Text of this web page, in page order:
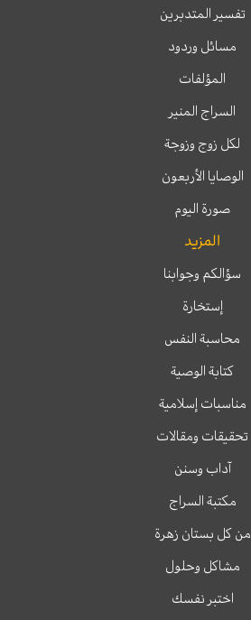
تفسير المتدبرين
مسائل وردود
المؤلفات
السراج المنير
لكل زوج وزوجة
الوصايا الأربعون
صورة اليوم
المزيد
سؤالكم وجوابنا
إستخارة
محاسبة النفس
كتابة الوصية
مناسبات إسلامية
تحقيقات ومقالات
آداب وسنن
مكتبة السراج
من كل بستان زهرة
مشاكل وحلول
اختبر نفسك